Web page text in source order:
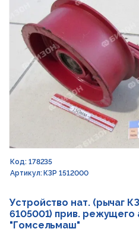
Код: 178235
Артикул: КЗР 1512000
Устройство нат. (рычаг
6105001) прив. режущего
"Гомсельмаш"